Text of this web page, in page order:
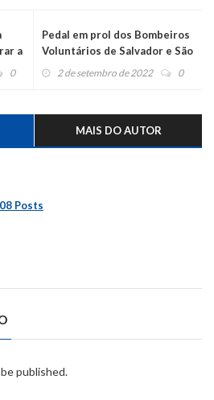
a
0
Pedal em prol dos Bombeiros
Voluntários de Salvador e São
Pedro acontece neste sábado
2 de setembro de 2022 0
MAIS DO AUTOR
Posts
published.